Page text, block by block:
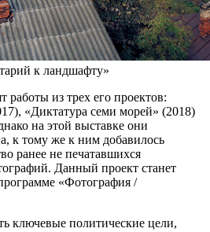
к ландшафту»
работы из трех его проектов:
«Диктатура семи морей» (2018)
на этой выставке они
к тому же к ним добавилось
ранее не печатавшихся
Данный проект станет
«Фотография /
ключевые политические цели,